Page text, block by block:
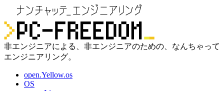
非エンジニアによる、非エンジニアのための、なんちゃって
エンジニアリング。
open.Yellow.os
OS